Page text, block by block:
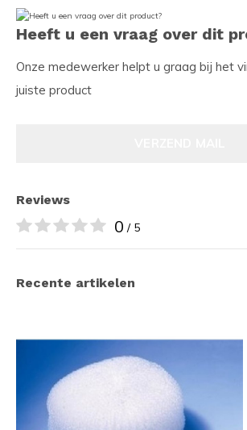
Heeft u een vraag over dit
Onze medewerker helpt u graag bij het
juiste product
Reviews
0 / 5
Recente artikelen